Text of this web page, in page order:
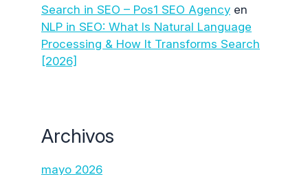
Search in SEO – Pos1 SEO Agency en
NLP in SEO: What Is Natural Language
Processing & How It Transforms Search
[2026]
Archivos
mayo 2026